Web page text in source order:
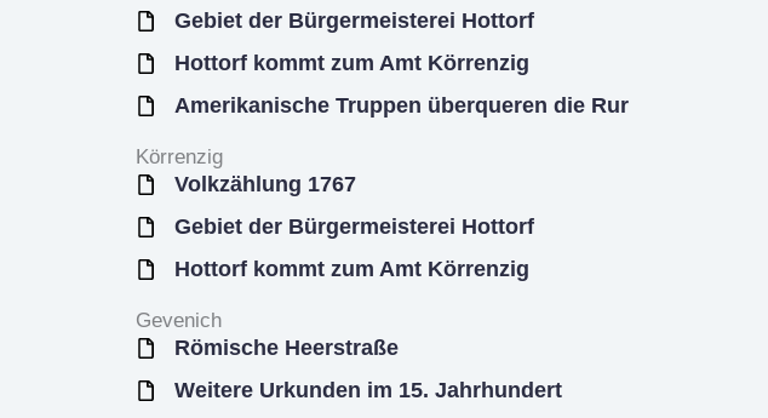
Gebiet der Bürgermeisterei Hottorf
Hottorf kommt zum Amt Körrenzig
Amerikanische Truppen überqueren die Rur
Körrenzig
Volkzählung 1767
Gebiet der Bürgermeisterei Hottorf
Hottorf kommt zum Amt Körrenzig
Gevenich
Römische Heerstraße
Weitere Urkunden im 15. Jahrhundert